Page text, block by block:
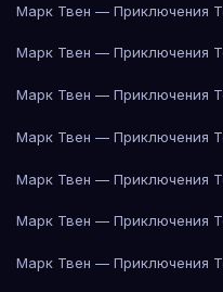
Марк Твен — Приключения
Марк Твен — Приключения
Марк Твен — Приключения
Марк Твен — Приключения
Марк Твен — Приключения
Марк Твен — Приключения
Марк Твен — Приключения